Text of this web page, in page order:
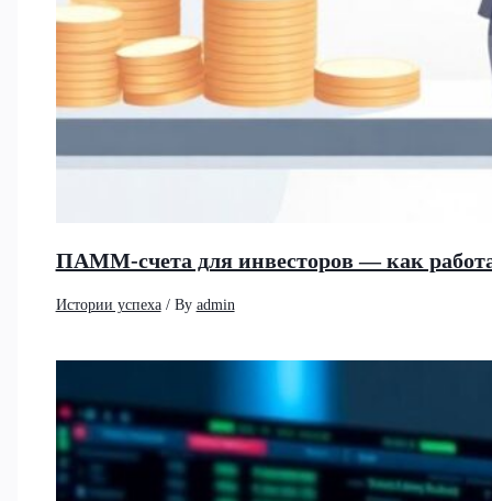
ПАММ-счета для инвесторов — как
Истории успеха/ By admin